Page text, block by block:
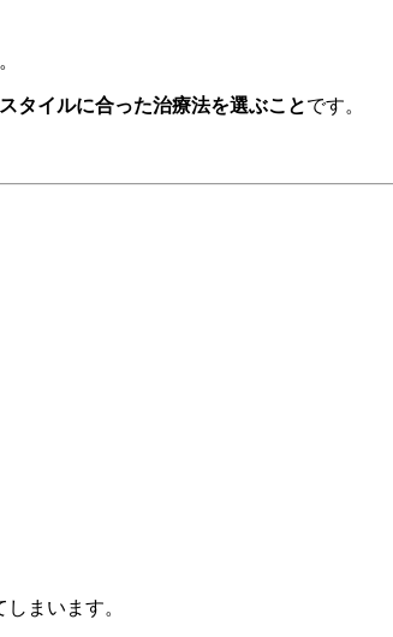
タイルに合った治療法を選ぶことです。
まいます。